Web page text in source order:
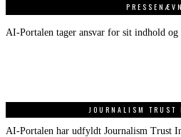
AI-Portalen tager ansvar for sit indhold
JOURNALISM
AI-Portalen har udfyldt Journalism Trust